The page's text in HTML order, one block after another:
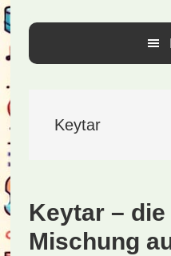
Keytar
Keytar –
Mischung